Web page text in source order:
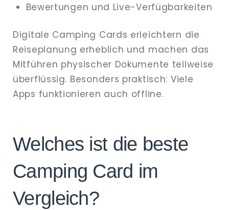
Bewertungen und Live-Verfügbarkeiten
Digitale Camping Cards erleichtern die
Reiseplanung erheblich und machen das
Mitführen physischer Dokumente teilweise
überflüssig. Besonders praktisch: Viele
Apps funktionieren auch offline.
Welches ist die beste
Camping Card im
Vergleich?